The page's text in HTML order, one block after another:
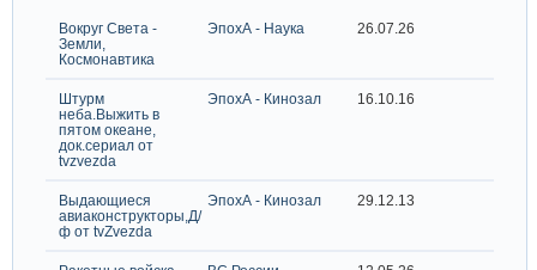
Вокруг Света -
Земли,
Космонавтика
ЭпохА - Наука 26.07.26
Штурм
неба.Выжить в
пятом океане,
док.сериал от
tvzvezda
ЭпохА - Кинозал 16.10.16
Выдающиеся
авиаконструкторы,Д/
ф от tvZvezda
ЭпохА - Кинозал 29.12.13